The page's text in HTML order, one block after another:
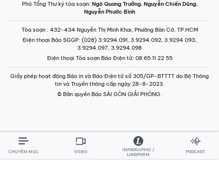
Phó Tổng Thư ký tòa soạn: Ngô Quang Trưởng, Nguyễn Chiến Dũng,
Nguyễn Phước Bình
Tòa soạn : 432-434 Nguyễn Thị Minh Khai, Phường Bàn Cờ, TP.HCM
Điện thoại Báo SGGP: (028) 3.9294.091, 3.9294.092, 3.9294.093,
3.9294.097, 3.9294.098
Điện thoại Tòa soạn Báo Điện tử: 08 65 11 22 55
Giấy phép hoạt động Báo in và Báo Điện tử số 305/GP-BTTTT do Bộ Thông
tin và Truyền thông cấp ngày 28-8-2023.
© Bản quyền Báo SÀI GÒN GIẢI PHÓNG.
CHUYÊN MỤC VIDEO
INFOGRAPHIC /
LONGFORM
PODCAST